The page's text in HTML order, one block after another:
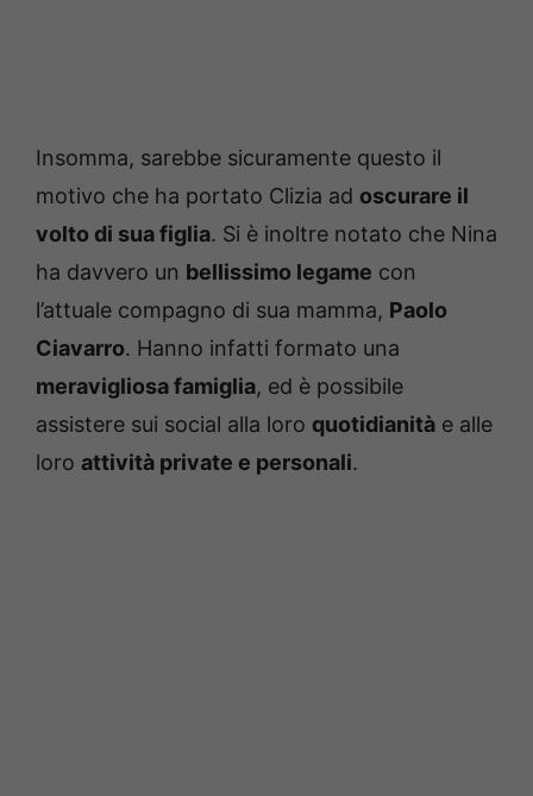
Insomma, sarebbe sicuramente questo il
motivo che ha portato Clizia ad oscurare il
volto di sua figlia. Si è inoltre notato che Nina
ha davvero un bellissimo legame con
l’attuale compagno di sua mamma, Paolo
Ciavarro. Hanno infatti formato una
meravigliosa famiglia, ed è possibile
assistere sui social alla loro quotidianità e alle
loro attività private e personali.